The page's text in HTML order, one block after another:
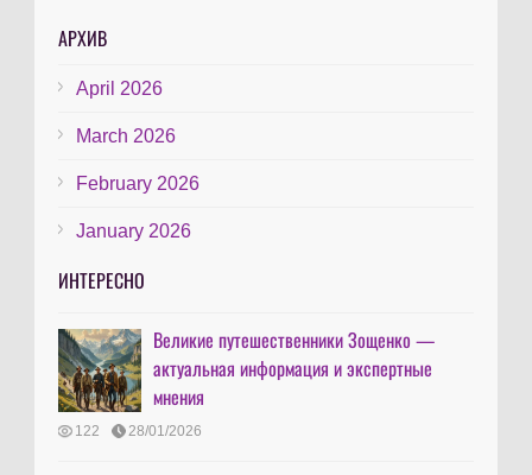
АРХИВ
April 2026
March 2026
February 2026
January 2026
ИНТЕРЕСНО
Великие путешественники Зощенко —
актуальная информация и экспертные
мнения
122 28/01/2026